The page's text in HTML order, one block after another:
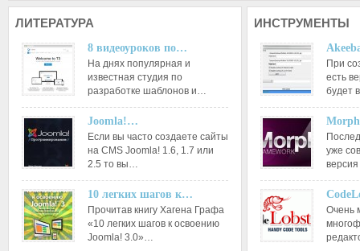
ЛИТЕРАТУРА
8 видеоуроков по…
На днях популярная и
известная студия по
разработке шаблонов и…
Joomla!…
Если вы часто создаете сайты
на CMS Joomla! 1.6, 1.7 или
2.5 то вы…
10 легких шагов к…
Прочитав книгу Хагена Графа
«10 легких шагов к освоению
Joomla! 3.0»…
ИНСТРУМЕНТЫ
При
есть
будет
уже
Очень